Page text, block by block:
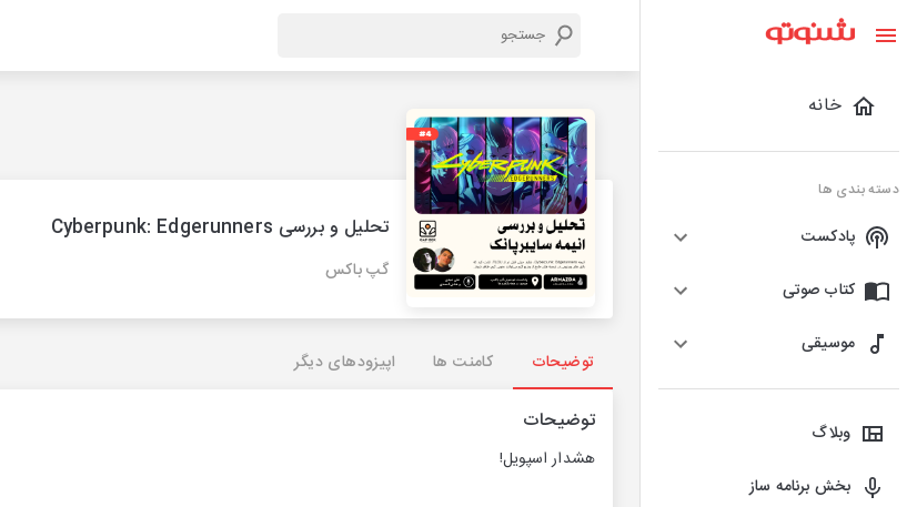
خانه
دسته بندی ها
پادکست
کتاب صوتی
موسیقی
وبلاگ
بخش برنامه ساز
تحلیل و بررسی Cyberpunk: Edgerunners
گپ باکس
توضیحات کامنت ها اپیزودهای دیگر
توضیحات
هشدار اسپویل!